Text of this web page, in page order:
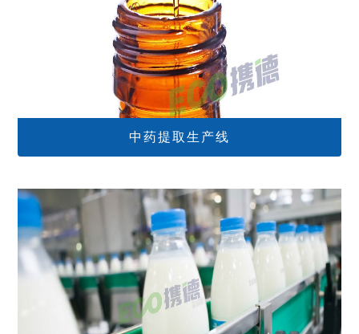
中药提取生产线